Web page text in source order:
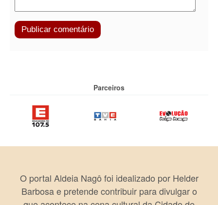
Parceiros
O portal Aldeia Nagô foi idealizado por Helder
Barbosa e pretende contribuir para divulgar o